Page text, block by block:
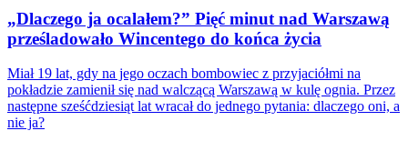
„Dlaczego ja ocalałem?” Pięć minut nad Warszawą
prześladowało Wincentego do końca życia
Miał 19 lat, gdy na jego oczach bombowiec z przyjaciółmi na
pokładzie zamienił się nad walczącą Warszawą w kulę ognia. Przez
następne sześćdziesiąt lat wracał do jednego pytania: dlaczego oni, a
nie ja?